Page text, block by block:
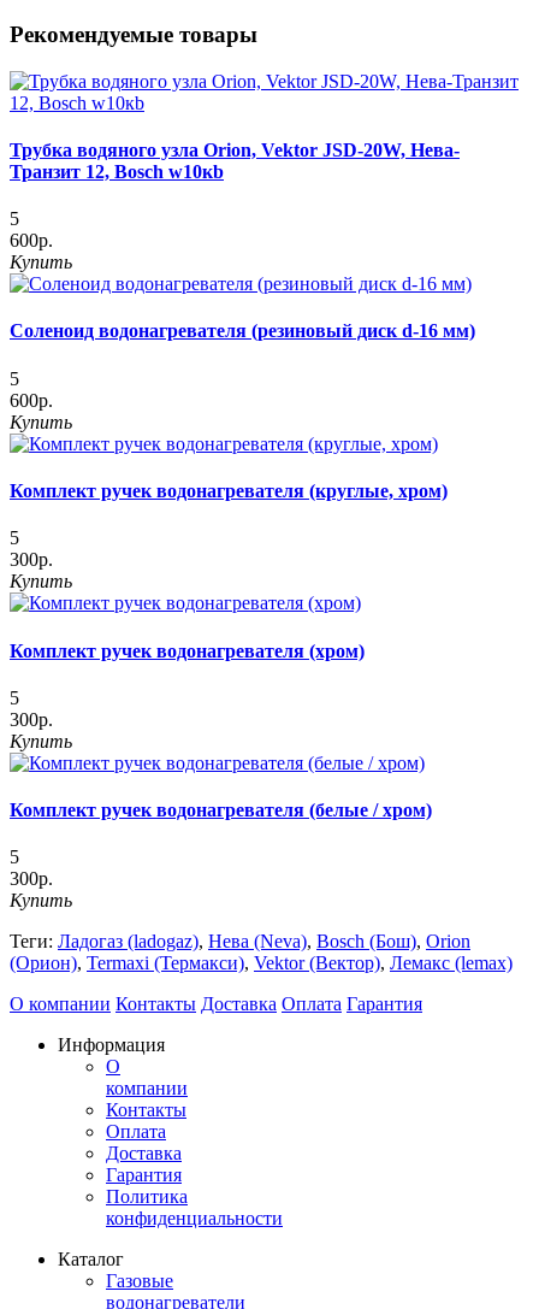
Рекомендуемые товары
Трубка водяного узла Orion, Vektor JSD-20W, Нева-
Транзит 12, Bosch w10кb
5
600р.
Купить
Соленоид водонагревателя (резиновый диск d-16 мм)
5
600р.
Купить
Комплект ручек водонагревателя (круглые, хром)
5
300р.
Купить
Комплект ручек водонагревателя (хром)
5
300р.
Купить
Комплект ручек водонагревателя (белые / хром)
5
300р.
Купить
Теги: Ладогаз (ladogaz), Нева (Neva), Bosch (Бош), Orion
(Орион), Termaxi (Термакси), Vektor (Вектор), Лемакс (lemax)
О компании Контакты Доставка Оплата Гарантия
Информация
О
компании
Контакты
Оплата
Доставка
Гарантия
Политика
конфиденциальности
Каталог
Газовые
водонагреватели